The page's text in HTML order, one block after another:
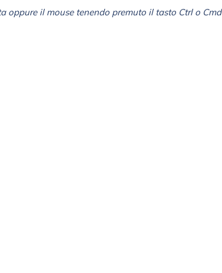
oppure il mouse tenendo premuto il tasto Ctrl o Cmd